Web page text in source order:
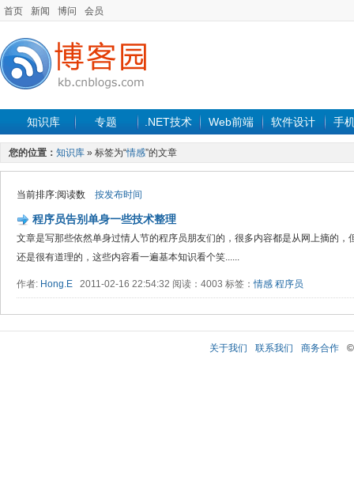
首页 新闻 博问 会员
知识库 专题 .NET技术 Web前端 软件设计 手
您的位置： 知识库 » 标签为“情感”的文章
当前排序:阅读数 按发布时间
程序员告别单身一些技术整理
文章是写那些依然单身过情人节的程序员朋友们的，很多内容都是从网上摘的
还是很有道理的，这些内容看一遍基本知识看个笑......
作者: Hong.E 2011-02-16 22:54:32 阅读：4003 标签：情感 程序员
关于我们 联系我们 商务合作